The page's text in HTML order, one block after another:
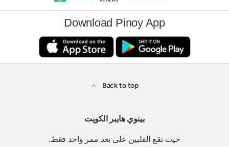
Download Pinoy App
Back to top
بينوي هايبر الكويت
حيث تقع الفلبين على بعد ممر واحد فقط.